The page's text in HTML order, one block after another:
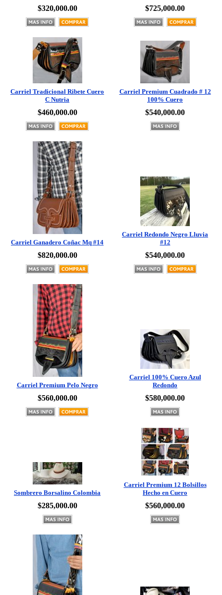
Carriel Tradicional Ribete Cuero
C Nutria
$460,000.00
Carriel Premium Cuadrado # 12
100% Cuero
$540,000.00
Carriel Ganadero Coñac Mq #14
$820,000.00
Carriel Redondo Negro Lluvia
#12
$540,000.00
Carriel Premium Pelo Negro
$560,000.00
Carriel 100% Cuero Azul
Redondo
$580,000.00
Sombrero Borsalino Colombia
$285,000.00
Carriel Premium 12 Bolsillos
$560,000.00